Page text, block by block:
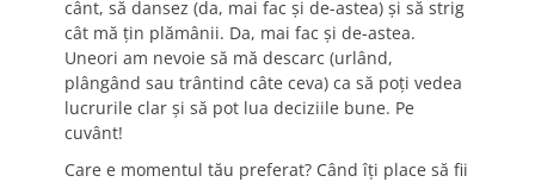
cânt, să dansez (da, mai fac și de-astea) și să strig
cât mă țin plămânii. Da, mai fac și de-astea.
Uneori am nevoie să mă descarc (urlând,
plângând sau trântind câte ceva) ca să poți vedea
lucrurile clar și să pot lua deciziile bune. Pe
cuvânt!
Care e momentul tău preferat? Când îți place să fii